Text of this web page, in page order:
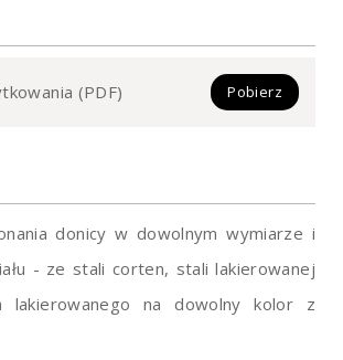
(PDF) Pobierz
donicy w dowolnym wymiarze i
- ze stali corten, stali lakierowanej
lakierowanego na dowolny kolor z